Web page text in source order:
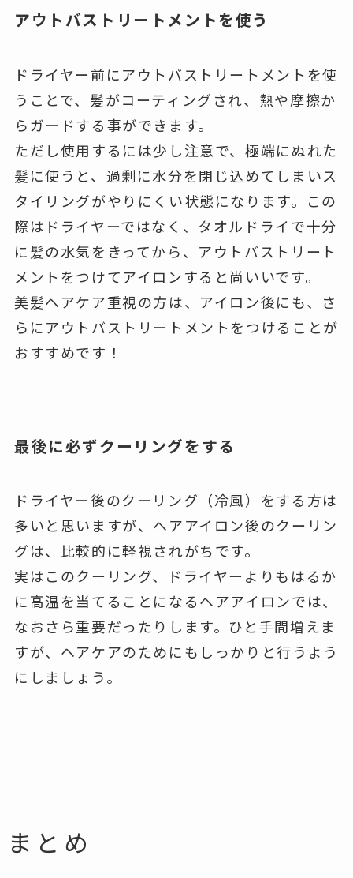
アウトバストリートメントを使う
ドライヤー前にアウトバストリートメントを使
うことで、髪がコーティングされ、熱や摩擦か
らガードする事ができます。
ただし使用するには少し注意で、極端にぬれた
髪に使うと、過剰に水分を閉じ込めてしまいス
タイリングがやりにくい状態になります。この
際はドライヤーではなく、タオルドライで十分
に髪の水気をきってから、アウトバストリート
メントをつけてアイロンすると尚いいです。
美髪ヘアケア重視の方は、アイロン後にも、さ
らにアウトバストリートメントをつけることが
おすすめです！
最後に必ずクーリングをする
ドライヤー後のクーリング（冷風）をする方は
多いと思いますが、ヘアアイロン後のクーリン
グは、比較的に軽視されがちです。
実はこのクーリング、ドライヤーよりもはるか
に高温を当てることになるヘアアイロンでは、
なおさら重要だったりします。ひと手間増えま
すが、ヘアケアのためにもしっかりと行うよう
にしましょう。
まとめ